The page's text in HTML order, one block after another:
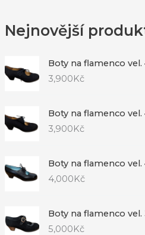
Nejnovější
Boty na flamenco vel.
3,900Kč
Boty na flamenco vel.
3,900Kč
Boty na flamenco vel.
4,000Kč
Boty na flamenco vel.
5,000Kč